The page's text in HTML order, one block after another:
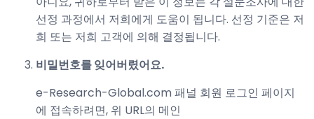
선정 과정에서 저희에게 도움이 됩니다. 선정 기준은 저
희 또는 저희 고객에 의해 결정됩니다.
비밀번호를 잊어버렸어요.
e-Research-Global.com 패널 회원 로그인 페이지
에 접속하려면, 위 URL의 메인